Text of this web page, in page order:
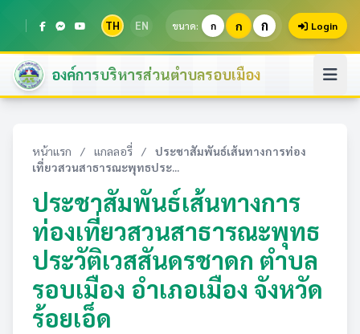
TH EN ขนาด: ก ก ก Login
องค์การบริหารส่วนตำบลรอบเมือง
หน้าแรก / แกลลอรี่ /
ประชาสัมพันธ์เส้นทางการท่อง
เที่ยวสวนสาธารณะพุทธประ...
ประชาสัมพันธ์เส้นทางการ
ท่องเที่ยวสวนสาธารณะพุทธ
ประวัติเวสสันดรชาดก ตำบล
รอบเมือง อำเภอเมือง จังหวัด
ร้อยเอ็ด